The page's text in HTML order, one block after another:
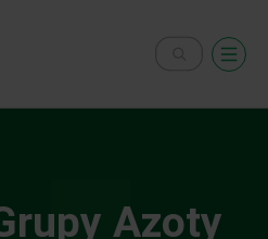
Azoty